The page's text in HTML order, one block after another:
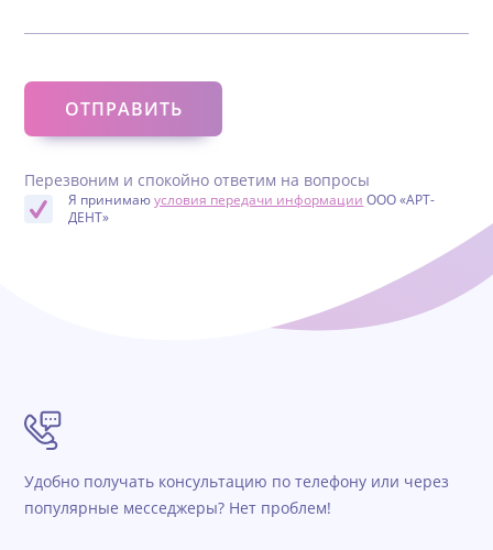
Перезвоним и спокойно ответим на вопросы
Я принимаюусловия передачи информации ООО «АРТ-
ДЕНТ»
Удобно получать консультацию по телефону или через
популярные месседжеры? Нет проблем!